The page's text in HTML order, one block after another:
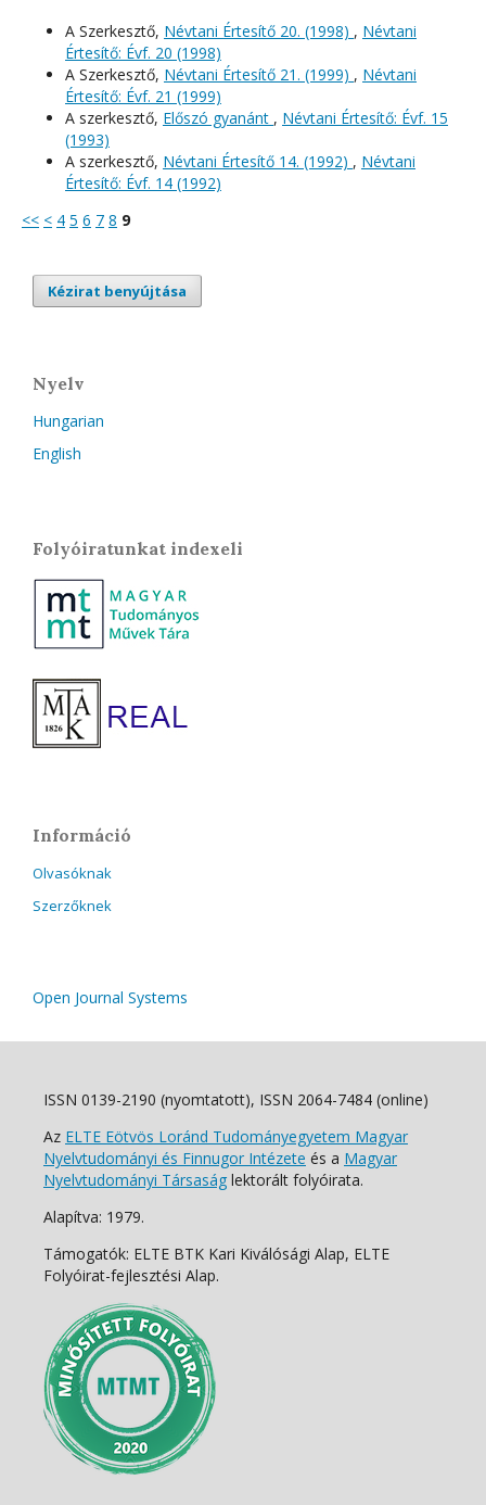
A Szerkesztő, Névtani Értesítő 20. (1998) , Névtani
Értesítő: Évf. 20 (1998)
A Szerkesztő, Névtani Értesítő 21. (1999) , Névtani
Értesítő: Évf. 21 (1999)
A szerkesztő, Előszó gyanánt , Névtani Értesítő: Évf. 15
(1993)
A szerkesztő, Névtani Értesítő 14. (1992) , Névtani
Értesítő: Évf. 14 (1992)
<< < 4 5 6 7 8 9
Kézirat benyújtása
Nyelv
Hungarian
English
Folyóiratunkat indexeli
Információ
Olvasóknak
Szerzőknek
Open Journal Systems
ISSN 0139-2190 (nyomtatott), ISSN 2064-7484 (online)
Az ELTE Eötvös Loránd Tudományegyetem Magyar
Nyelvtudományi és Finnugor Intézete és a Magyar
Nyelvtudományi Társaság lektorált folyóirata.
Alapítva: 1979.
Támogatók: ELTE BTK Kari Kiválósági Alap, ELTE
Folyóirat-fejlesztési Alap.